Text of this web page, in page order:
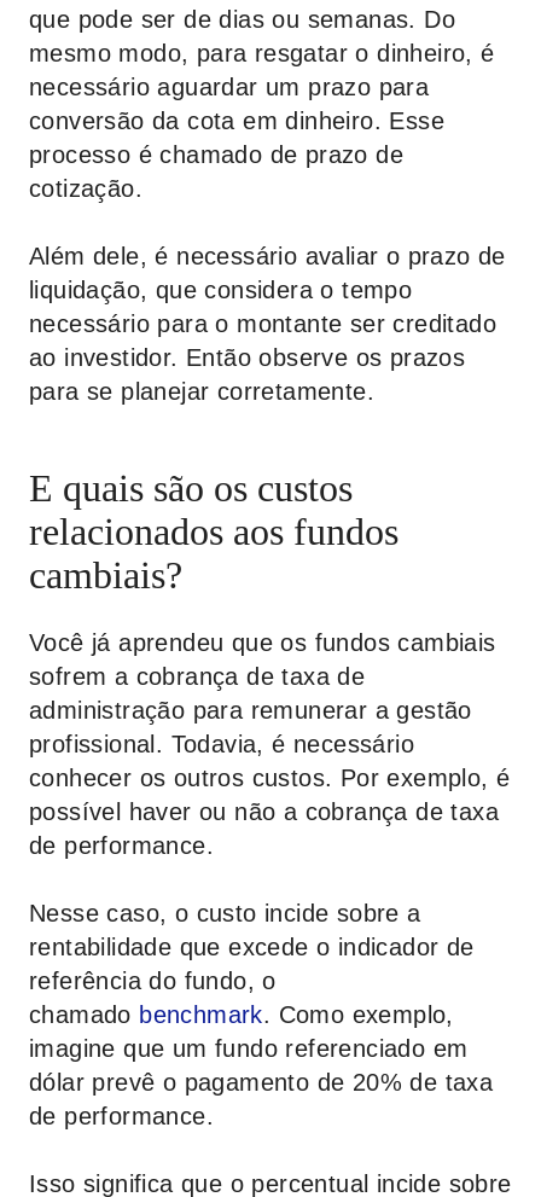
que pode ser de dias ou semanas. Do
mesmo modo, para resgatar o dinheiro, é
necessário aguardar um prazo para
conversão da cota em dinheiro. Esse
processo é chamado de prazo de
cotização.
Além dele, é necessário avaliar o prazo de
liquidação, que considera o tempo
necessário para o montante ser creditado
ao investidor. Então observe os prazos
para se planejar corretamente.
E quais são os custos
relacionados aos fundos
cambiais?
Você já aprendeu que os fundos cambiais
sofrem a cobrança de taxa de
administração para remunerar a gestão
profissional. Todavia, é necessário
conhecer os outros custos. Por exemplo, é
possível haver ou não a cobrança de taxa
de performance.
Nesse caso, o custo incide sobre a
rentabilidade que excede o indicador de
referência do fundo, o
chamado benchmark. Como exemplo,
imagine que um fundo referenciado em
dólar prevê o pagamento de 20% de taxa
de performance.
Isso significa que o percentual incide sobre